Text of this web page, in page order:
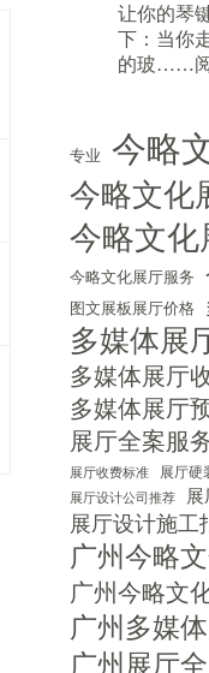
让你的琴
下：当你
的玻……
专业 今略
今略文化
今略文化
今略文化展厅服务
图文展板展厅价格
多媒体展
多媒体展厅
多媒体展厅
展厅全案服
展厅收费标准
展厅硬
展厅设计公司推荐
展厅设计施工
广州今略
广州今略文
广州多媒
广州展厅